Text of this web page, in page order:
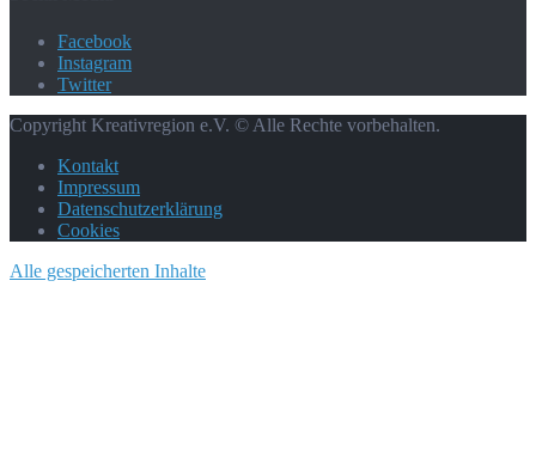
Facebook
Instagram
Twitter
Copyright Kreativregion e.V. © Alle Rechte vorbehalten.
Kontakt
Impressum
Datenschutzerklärung
Cookies
Alle gespeicherten Inhalte